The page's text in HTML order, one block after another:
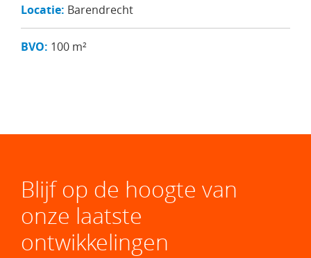
Locatie: Barendrecht
BVO: 100 m²
Blijf op de hoogte van
onze laatste
ontwikkelingen